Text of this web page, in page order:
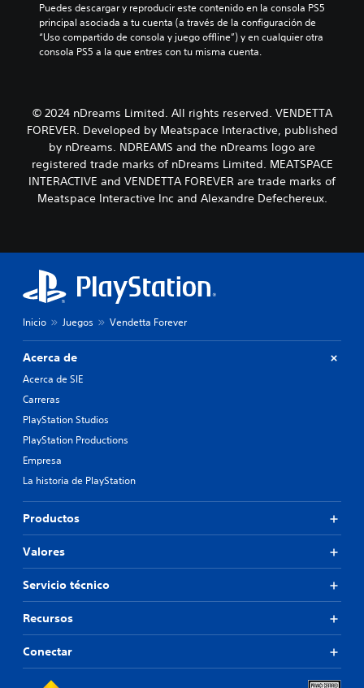
Puedes descargar y reproducir este contenido en la consola PS5
principal asociada a tu cuenta (a través de la configuración de
“Uso compartido de consola y juego offline”) y en cualquier otra
consola PS5 a la que entres con tu misma cuenta.
© 2024 nDreams Limited. All rights reserved. VENDETTA
FOREVER. Developed by Meatspace Interactive, published
by nDreams. NDREAMS and the nDreams logo are
registered trade marks of nDreams Limited. MEATSPACE
INTERACTIVE and VENDETTA FOREVER are trade marks of
Meatspace Interactive Inc and Alexandre Defechereux.
Inicio Juegos Vendetta Forever
Acerca de
Acerca de SIE
Carreras
PlayStation Studios
PlayStation Productions
Empresa
La historia de PlayStation
Productos
Valores
Servicio técnico
Recursos
Conectar